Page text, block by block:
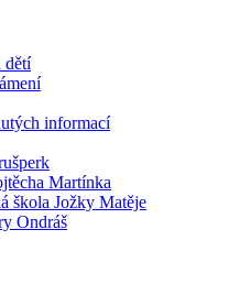
dětí
informací
Martínka
škola Jožky Matěje
Ondráš